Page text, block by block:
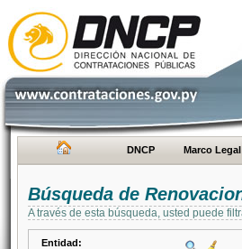
DNCP Marco Legal
Búsqueda de
A través de esta búsqueda, usted puede
Entidad: